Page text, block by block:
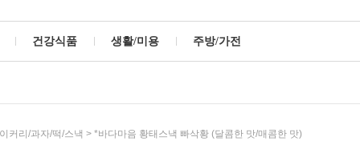
건강식품 생활/미용 주방/가전
커리/과자/떡/스낵 > *바다마음 황태스낵 빠삭황 (달콤한 맛/매콤한 맛)